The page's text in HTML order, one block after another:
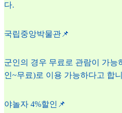
다.
국립중앙박물관📌
군인의 경우 무료로 관람이 가능
인~무료)로 이용 가능하다고 합
야놀자 4%할인📌